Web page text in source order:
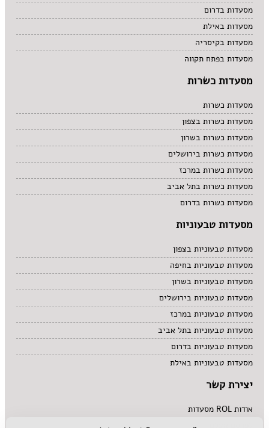
מסעדות בדרום
מסעדות באילת
מסעדות בקיסריה
מסעדות בפתח תקווה
מסעדות כשרות
מסעדות כשרות
מסעדות כשרות בצפון
מסעדות כשרות בשרון
מסעדות כשרות בירושלים
מסעדות כשרות במרכז
מסעדות כשרות בתל אביב
מסעדות כשרות בדרום
מסעדות טבעוניות
מסעדות טבעוניות בצפון
מסעדות טבעוניות בחיפה
מסעדות טבעוניות בשרון
מסעדות טבעוניות בירושלים
מסעדות טבעוניות במרכז
מסעדות טבעוניות בתל אביב
מסעדות טבעוניות בדרום
מסעדות טבעוניות באילת
יצירת קשר
אודות ROL מסעדות